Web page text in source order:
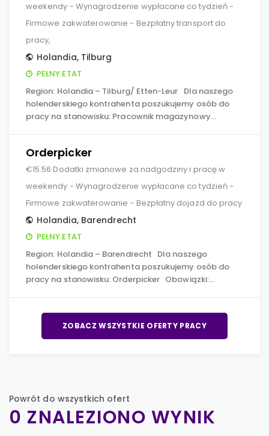
weekendy - Wynagrodzenie wypłacane co tydzień -
Firmowe zakwaterowanie - Bezpłatny transport do
pracy,
Holandia, Tilburg
PEŁNY ETAT
Region: Holandia – Tilburg/ Etten-Leur Dla naszego
holenderskiego kontrahenta poszukujemy osób do
pracy na stanowisku: Pracownik magazynowy…
Orderpicker
€15.56 Dodatki zmianowe za nadgodziny i pracę w
weekendy - Wynagrodzenie wypłacane co tydzień -
Firmowe zakwaterowanie - Bezpłatny dojazd do pracy
Holandia, Barendrecht
PEŁNY ETAT
Region: Holandia – Barendrecht Dla naszego
holenderskiego kontrahenta poszukujemy osób do
pracy na stanowisku: Orderpicker Obowiązki:…
ZOBACZ WSZYSTKIE OFERTY PRACY
Powrót do wszystkich ofert
0 ZNALEZIONO WYNIK